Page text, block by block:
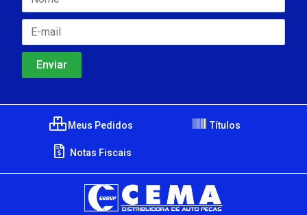
Meus Pedidos Títulos
Notas Fiscais